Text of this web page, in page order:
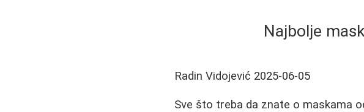
Najbolje
Radin Vidojević 2025-06-05
Sve što treba da znate o maskama